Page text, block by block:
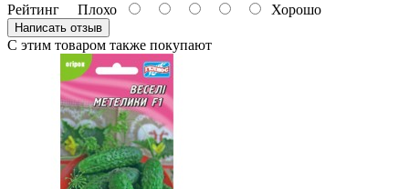
Рейтинг Плохо Хорошо
Написать отзыв
С этим товаром также покупают